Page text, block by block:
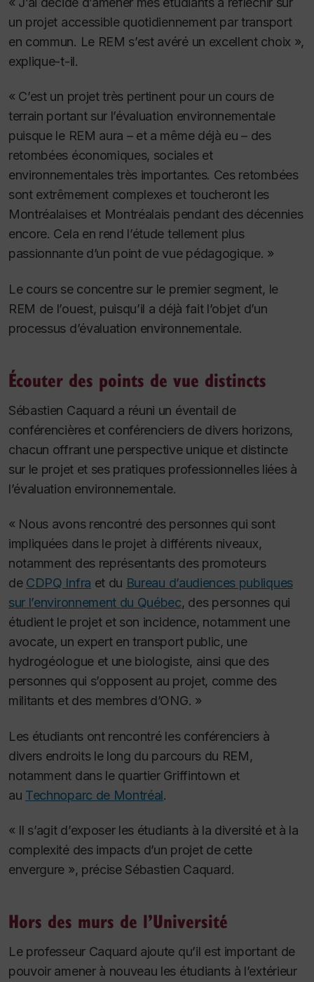
un projet accessible quotidiennement par transport
en commun. Le REM s’est avéré un excellent choix »,
explique-t-il.
« C’est un projet très pertinent pour un cours de
terrain portant sur l’évaluation environnementale
puisque le REM aura – et a même déjà eu – des
retombées économiques, sociales et
environnementales très importantes. Ces retombées
sont extrêmement complexes et toucheront les
Montréalaises et Montréalais pendant des décennies
encore. Cela en rend l’étude tellement plus
passionnante d’un point de vue pédagogique. »
Le cours se concentre sur le premier segment, le
REM de l’ouest, puisqu’il a déjà fait l’objet d’un
processus d’évaluation environnementale.
Écouter des points de vue distincts
Sébastien Caquard a réuni un éventail de
conférencières et conférenciers de divers horizons,
chacun offrant une perspective unique et distincte
sur le projet et ses pratiques professionnelles liées à
l’évaluation environnementale.
« Nous avons rencontré des personnes qui sont
impliquées dans le projet à différents niveaux,
notamment des représentants des promoteurs
de CDPQ Infra et du Bureau d’audiences publiques
sur l’environnement du Québec, des personnes qui
étudient le projet et son incidence, notamment une
avocate, un expert en transport public, une
hydrogéologue et une biologiste, ainsi que des
personnes qui s’opposent au projet, comme des
militants et des membres d’ONG. »
Les étudiants ont rencontré les conférenciers à
divers endroits le long du parcours du REM,
notamment dans le quartier Griffintown et
au Technoparc de Montréal.
« Il s’agit d’exposer les étudiants à la diversité et à la
complexité des impacts d’un projet de cette
envergure », précise Sébastien Caquard.
Hors des murs de l’Université
Le professeur Caquard ajoute qu’il est important de
pouvoir amener à nouveau les étudiants à l’extérieur